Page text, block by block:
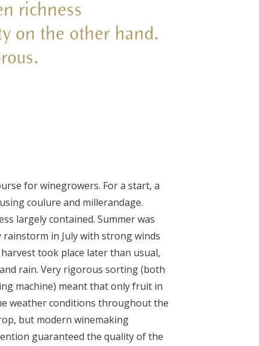
richness
on the other hand.
for winegrowers. For a start, a
coulure and millerandage.
largely contained. Summer was
in July with strong winds
took place later than usual,
rain. Very rigorous sorting (both
machine) meant that only fruit in
weather conditions throughout the
but modern winemaking
guaranteed the quality of the